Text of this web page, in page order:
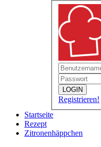
LOGIN
Registrieren!
Startseite
Rezept
Zitronenhäppchen